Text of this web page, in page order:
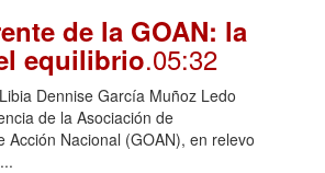
de la GOAN: la
equilibrio.05:32
Dennise García Muñoz Ledo
de la Asociación de
Acción Nacional (GOAN), en relevo